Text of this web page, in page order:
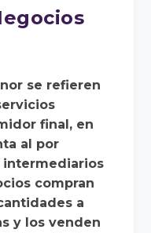
se refieren
final, en
al por
intermediarios
compran
a
y los venden